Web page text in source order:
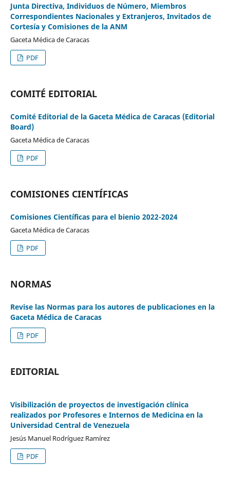
Junta Directiva, Individuos de Número, Miembros
Correspondientes Nacionales y Extranjeros, Invitados de
Cortesía y Comisiones de la ANM
Gaceta Médica de Caracas
PDF
COMITÉ EDITORIAL
Comité Editorial de la Gaceta Médica de Caracas (Editorial
Board)
Gaceta Médica de Caracas
PDF
COMISIONES CIENTÍFICAS
Comisiones Científicas para el bienio 2022-2024
Gaceta Médica de Caracas
PDF
NORMAS
Revise las Normas para los autores de publicaciones en la
Gaceta Médica de Caracas
PDF
EDITORIAL
Visibilización de proyectos de investigación clínica
realizados por Profesores e Internos de Medicina en la
Universidad Central de Venezuela
Jesús Manuel Rodríguez Ramírez
PDF